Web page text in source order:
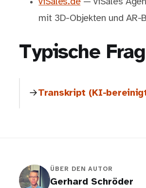
mit 3D-Objekten und AR-
Typische
Transkript (KI-
ÜBER DEN AUTOR
Gerhard Schröder